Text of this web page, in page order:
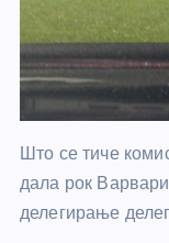
Што се тиче
дала рок
делегирање